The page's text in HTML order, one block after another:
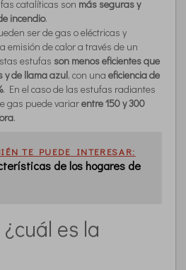
catalíticas son más seguras y
incendio.
ser de gas o eléctricas y
emisión de calor a través de un
estufas son menos eficientes que
y de llama azul, con una eficiencia de
. En el caso de las estufas radiantes
gas puede variarentre 150 y 300
.
TE PUEDE INTERESAR:
de los hogares de
es la